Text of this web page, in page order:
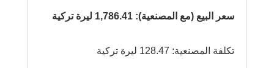
سعر البيع (مع المصنعية): 1,786.41 ليرة تركية
تكلفة المصنعية: 128.47 ليرة تركية